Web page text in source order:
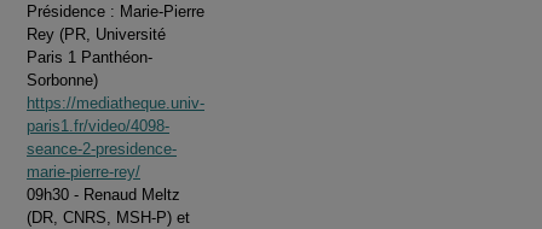
Présidence : Marie-Pierre
Rey (PR, Université
Paris 1 Panthéon-
Sorbonne)
https://mediatheque.univ-
paris1.fr/video/4098-
seance-2-presidence-
marie-pierre-rey/
09h30 - Renaud Meltz
(DR, CNRS, MSH-P) et